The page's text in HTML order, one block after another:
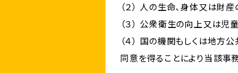
（２） 人の生命、身体又は財
（３） 公衆衛生の向上又は
（４） 国の機関もしくは地
同意を得ることにより当該事